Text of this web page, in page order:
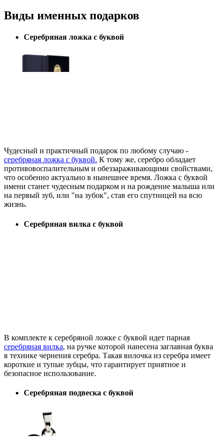
Виды именных подарков
Серебряная ложка с буквой
Чудесный и практичный подарок по любому случаю -
серебряная ложка с буквой. К тому же, серебро обладает
противовоспалительным и обеззараживающими свойствами,
что особенно актуально в нынешнее время. Ложка с буквой
имени станет чудесным подарком и на рождение малыша или
на первый зуб, или "на зубок", став его спутницей на всю
жизнь.
Серебряная вилка с буквой
В комплекте к серебряной ложке с буквой идет парная
серебряная вилка, на ручке которой нанесена заглавная буква
в технике чернения серебра. Такая вилочка из серебра имеет
короткие и тупые зубцы, что гарантирует приятное и
безопасное использование.
Серебряная подвеска с буквой